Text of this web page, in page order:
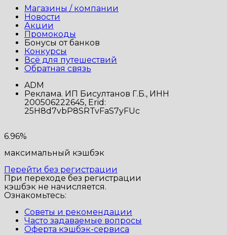
Магазины / компании
Новости
Акции
Промокоды
Бонусы от банков
Конкурсы
Всё для путешествий
Обратная связь
ADM
Реклама. ИП Бисултанов Г.Б., ИНН
200506222645, Erid:
25H8d7vbP8SRTvFaS7yFUc
6.96%
максимальный кэшбэк
Перейти без регистрации
При переходе без регистрации
кэшбэк не начисляется.
Ознакомьтесь:
Советы и рекомендации
Часто задаваемые вопросы
Оферта кэшбэк-сервиса